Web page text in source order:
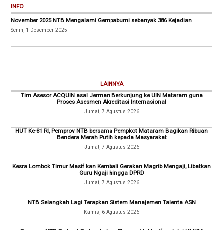
INFO
November 2025 NTB Mengalami Gempabumi sebanyak 386 Kejadian
Senin, 1 Desember 2025
LAINNYA
Tim Asesor ACQUIN asal Jerman Berkunjung ke UIN Mataram guna
Proses Asesmen Akreditasi Internasional
Jumat, 7 Agustus 2026
HUT Ke-81 RI, Pemprov NTB bersama Pempkot Mataram Bagikan Ribuan
Bendera Merah Putih kepada Masyarakat
Jumat, 7 Agustus 2026
Kesra Lombok Timur Masif kan Kembali Gerakan Magrib Mengaji, Libatkan
Guru Ngaji hingga DPRD
Jumat, 7 Agustus 2026
NTB Selangkah Lagi Terapkan Sistem Manajemen Talenta ASN
Kamis, 6 Agustus 2026